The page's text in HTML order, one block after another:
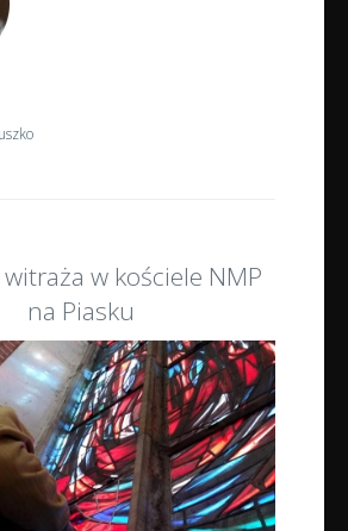
w kościele NMP
na Piasku